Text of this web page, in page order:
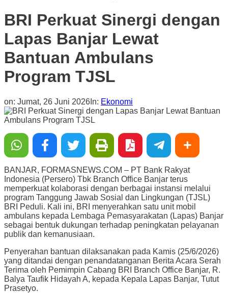
BRI Perkuat Sinergi dengan
Lapas Banjar Lewat
Bantuan Ambulans
Program TJSL
on: Jumat, 26 Juni 2026 In: Ekonomi
BANJAR, FORMASNEWS.COM – PT Bank Rakyat
Indonesia (Persero) Tbk Branch Office Banjar terus
memperkuat kolaborasi dengan berbagai instansi melalui
program Tanggung Jawab Sosial dan Lingkungan (TJSL)
BRI Peduli. Kali ini, BRI menyerahkan satu unit mobil
ambulans kepada Lembaga Pemasyarakatan (Lapas) Banjar
sebagai bentuk dukungan terhadap peningkatan pelayanan
publik dan kemanusiaan.
Penyerahan bantuan dilaksanakan pada Kamis (25/6/2026)
yang ditandai dengan penandatanganan Berita Acara Serah
Terima oleh Pemimpin Cabang BRI Branch Office Banjar, R.
Balya Taufik Hidayah A, kepada Kepala Lapas Banjar, Tutut
Prasetyo.